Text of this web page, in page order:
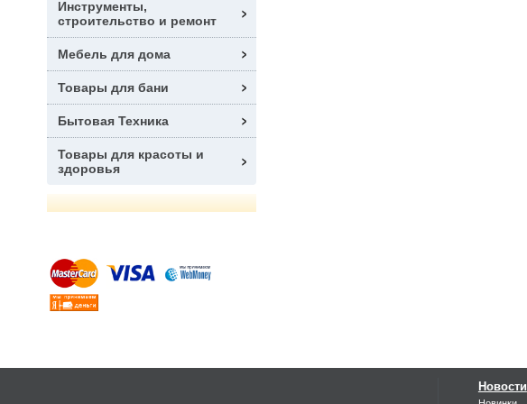
Инструменты,
строительство и ремонт
Мебель для дома
Товары для бани
Бытовая Техника
Товары для красоты и
здоровья
Новости